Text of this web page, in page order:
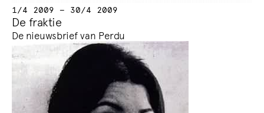
1/4 2009 — 30/4 2009
De fraktie
De nieuwsbrief van Perdu